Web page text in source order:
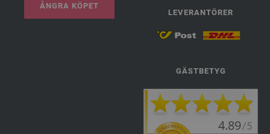
ÅNGRA KÖPET
LEVERANTÖRER
GÄSTBETYG